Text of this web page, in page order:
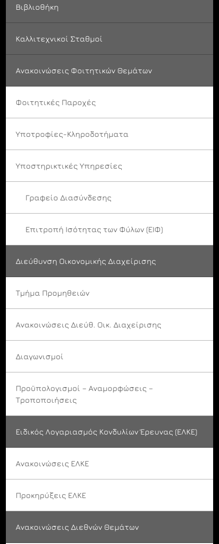
Βιβλιοθήκη
Καλλιτεχνικοί Σταθμοί
Ανακοινώσεις Φοιτητικών Θεμάτων
Φοιτητικές Παροχές
Υποτροφίες-Κληροδοτήματα
Υποστηρικτικές Υπηρεσίες
Γραφείο Διασύνδεσης
Επιτροπή Ισότητας των Φύλων (ΕΙΦ)
Διεύθυνση Οικονομικής Διαχείρισης
Τμήμα Προμηθειών
Ανακοινώσεις Διεύθ. Οικ. Διαχείρισης
Διαγωνισμοί
Προϋπολογισμοί – Αναμορφώσεις –
Τροποποιήσεις
Ειδικός Λογαριασμός Κονδυλίων Έρευνας (ΕΛΚΕ)
Ανακοινώσεις ΕΛΚΕ
Προκηρύξεις ΕΛΚΕ
Ανακοινώσεις Διεθνών Θεμάτων